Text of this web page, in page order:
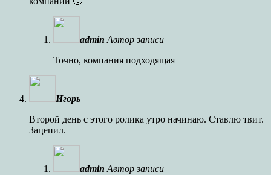
admin Автор записи
Точно, компания подходящая
Игорь
Второй день с этого ролика утро начинаю. Ставлю твит.
Зацепил.
admin Автор записи